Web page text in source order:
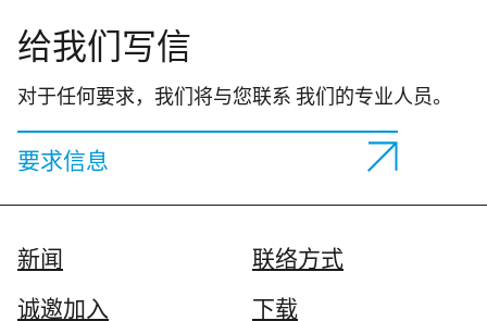
给我们写信
对于任何要求，我们将与您联系 我们的专业人员。
要求信息
新闻 联络方式
诚邀加入 下载